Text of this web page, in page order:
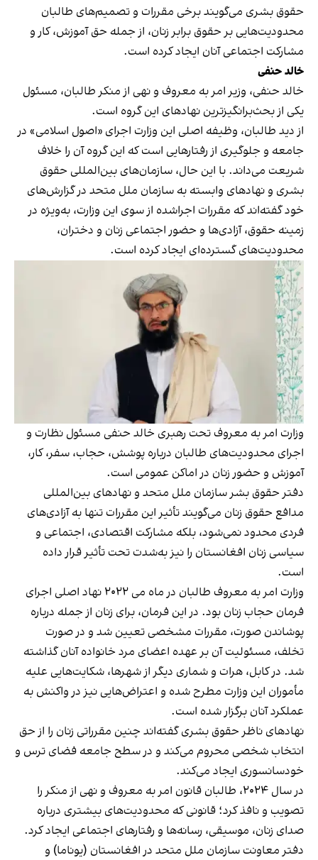
حقوق بشری می‌گویند برخی مقررات و تصمیم‌های طالبان
محدودیت‌هایی بر حقوق برابر زنان، از جمله حق آموزش، کار و
مشارکت اجتماعی آنان ایجاد کرده است.
خالد حنفی
خالد حنفی، وزیر امر به معروف و نهی از منکر طالبان، مسئول
یکی از بحث‌برانگیزترین نهادهای این گروه است.
از دید طالبان، وظیفه اصلی این وزارت اجرای «اصول اسلامی» در
جامعه و جلوگیری از رفتارهایی است که این گروه آن را خلاف
شریعت می‌داند. با این حال، سازمان‌های بین‌المللی حقوق
بشری و نهادهای وابسته به سازمان ملل متحد در گزارش‌های
خود گفته‌اند که مقررات اجراشده از سوی این وزارت، به‌ویژه در
زمینه حقوق، آزادی‌ها و حضور اجتماعی زنان و دختران،
محدودیت‌های گسترده‌ای ایجاد کرده است.
وزارت امر به معروف تحت رهبری خالد حنفی مسئول نظارت و
اجرای محدودیت‌های طالبان درباره پوشش، حجاب، سفر، کار،
آموزش و حضور زنان در اماکن عمومی است.
دفتر حقوق بشر سازمان ملل متحد و نهادهای بین‌المللی
مدافع حقوق زنان می‌گویند تأثیر این مقررات تنها به آزادی‌های
فردی محدود نمی‌شود، بلکه مشارکت اقتصادی، اجتماعی و
سیاسی زنان افغانستان را نیز به‌شدت تحت تأثیر قرار داده
است.
وزارت امر به معروف طالبان در ماه می ۲۰۲۲ نهاد اصلی اجرای
فرمان حجاب زنان بود. در این فرمان، برای زنان از جمله درباره
پوشاندن صورت، مقررات مشخصی تعیین شد و در صورت
تخلف، مسئولیت آن بر عهده اعضای مرد خانواده آنان گذاشته
شد. در کابل، هرات و شماری دیگر از شهرها، شکایت‌هایی علیه
مأموران این وزارت مطرح شده و اعتراض‌هایی نیز در واکنش به
عملکرد آنان برگزار شده است.
نهادهای ناظر حقوق بشری گفته‌اند چنین مقرراتی زنان را از حق
انتخاب شخصی محروم می‌کند و در سطح جامعه فضای ترس و
خودسانسوری ایجاد می‌کند.
در سال ۲۰۲۴، طالبان قانون امر به معروف و نهی از منکر را
تصویب و نافذ کرد؛ قانونی که محدودیت‌های بیشتری درباره
صدای زنان، موسیقی، رسانه‌ها و رفتارهای اجتماعی ایجاد کرد.
دفتر معاونت سازمان ملل متحد در افغانستان (یوناما) و